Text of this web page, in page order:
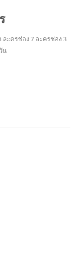
ะครช่อง 7 ละครช่อง 3
น